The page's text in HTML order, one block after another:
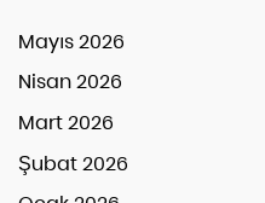
Mayıs 2026
Nisan 2026
Mart 2026
Şubat 2026